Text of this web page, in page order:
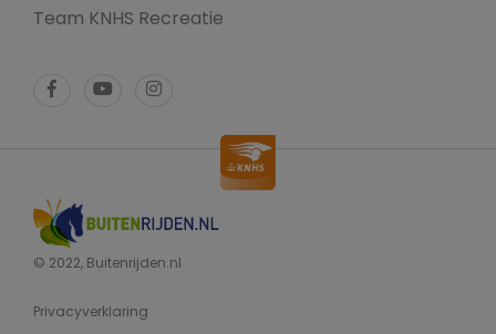
Team KNHS Recreatie
© 2022, Buitenrijden.nl
Privacyverklaring